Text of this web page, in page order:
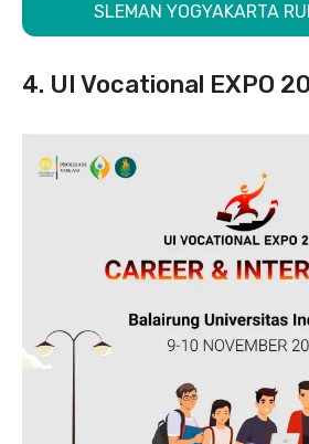
SLEMAN YOGYAKARTA
4. UI Vocational EXPO